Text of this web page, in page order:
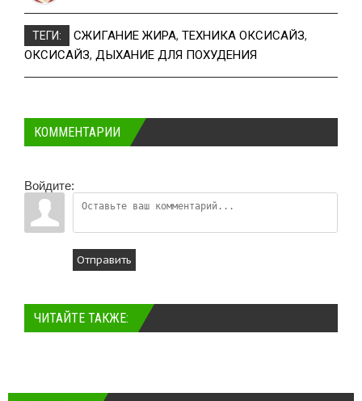
ТЕГИ: СЖИГАНИЕ ЖИРА, ТЕХНИКА ОКСИСАЙЗ,
ОКСИСАЙЗ, ДЫХАНИЕ ДЛЯ ПОХУДЕНИЯ
КОММЕНТАРИИ
Войдите:
Отправить
ЧИТАЙТЕ ТАКЖЕ: